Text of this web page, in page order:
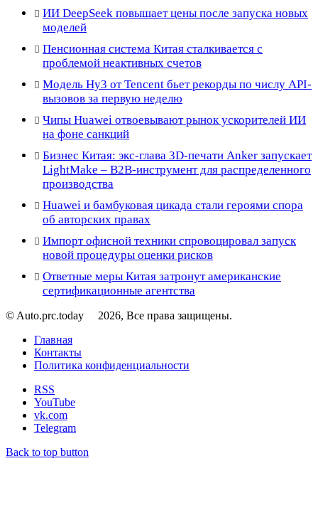
ИИ DeepSeek повышает цены после запуска новых
моделей
Пенсионная система Китая сталкивается с
проблемой неактивных счетов
Модель Hy3 от Tencent бьет рекорды по числу API-
вызовов за первую неделю
Чипы Huawei отвоевывают рынок ускорителей ИИ
на фоне санкций
Бизнес Китая: экс-глава 3D-печати Anker запускает
LightMake – B2B-инструмент для распределенного
производства
Huawei и бамбуковая цикада стали героями спора
об авторских правах
Импорт офисной техники спровоцировал запуск
новой процедуры оценки рисков
Ответные меры Китая затронут американские
сертификационные агентства
© Auto.prc.today
2026, Все права защищены.
Главная
Контакты
Политика конфиденциальности
RSS
YouTube
vk.com
Telegram
Back to top button